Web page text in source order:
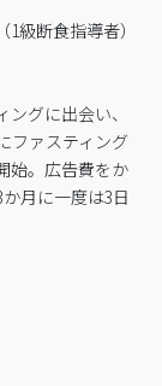
級断食指導者）
グに出会い、
ファスティング
始。広告費をか
月に一度は3日